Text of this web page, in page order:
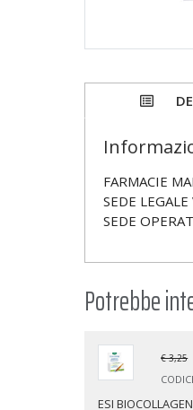
FARMACIE
SEDE
SEDE
Potrebbe
€ 3,25
ESI